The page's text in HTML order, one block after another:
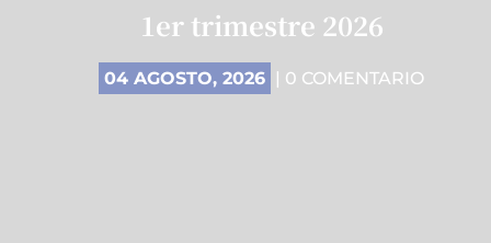
1er trimestre 2026
04 AGOSTO, 2026 | 0 COMENTARIO